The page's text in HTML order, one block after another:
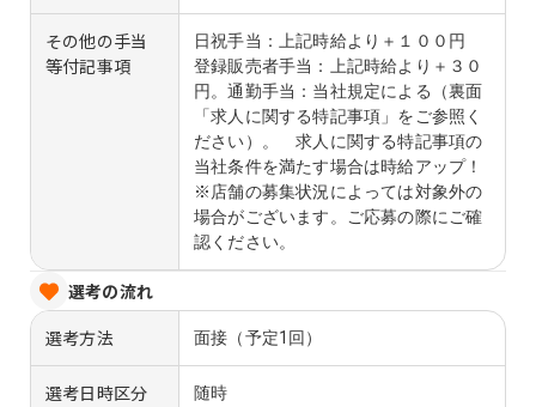
その他の手当
等付記事項
日祝手当：上記時給より＋１００円
登録販売者手当：上記時給より＋３０
円。通勤手当：当社規定による（裏面
「求人に関する特記事項」をご参照く
ださい）。 求人に関する特記事項の
当社条件を満たす場合は時給アップ！
※店舗の募集状況によっては対象外の
場合がございます。ご応募の際にご確
認ください。
選考の流れ
選考方法
面接（予定1回）
選考日時区分 随時